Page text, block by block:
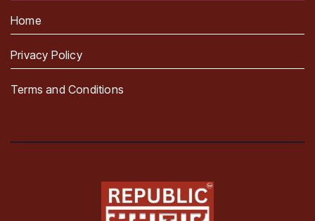
Home
Privacy Policy
Terms and Conditions